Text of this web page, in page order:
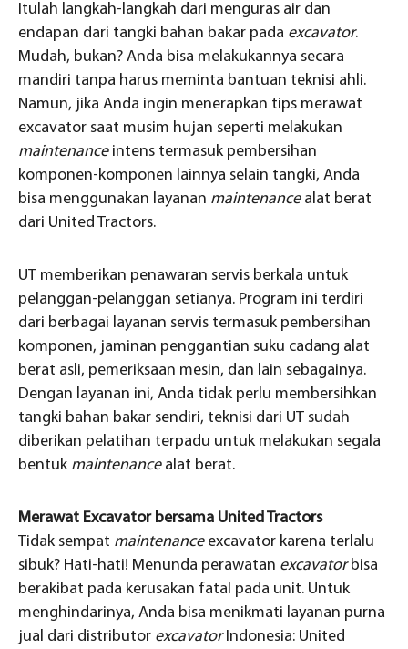
Itulah langkah-langkah dari menguras air dan
endapan dari tangki bahan bakar pada excavator.
Mudah, bukan? Anda bisa melakukannya secara
mandiri tanpa harus meminta bantuan teknisi ahli.
Namun, jika Anda ingin menerapkan tips merawat
excavator saat musim hujan seperti melakukan
maintenanceintens termasuk pembersihan
komponen-komponen lainnya selain tangki, Anda
bisa menggunakan layanan maintenancealat berat
dari United Tractors.
UT memberikan penawaran servis berkala untuk
pelanggan-pelanggan setianya. Program ini terdiri
dari berbagai layanan servis termasuk pembersihan
komponen, jaminan penggantian suku cadang alat
berat asli, pemeriksaan mesin, dan lain sebagainya.
Dengan layanan ini, Anda tidak perlu membersihkan
tangki bahan bakar sendiri, teknisi dari UT sudah
diberikan pelatihan terpadu untuk melakukan segala
bentuk maintenancealat berat.
Merawat Excavator bersama United Tractors
Tidak sempat maintenanceexcavator karena terlalu
sibuk? Hati-hati! Menunda perawatan excavatorbisa
berakibat pada kerusakan fatal pada unit. Untuk
menghindarinya, Anda bisa menikmati layanan purna
jual dari distributor excavatorIndonesia: United